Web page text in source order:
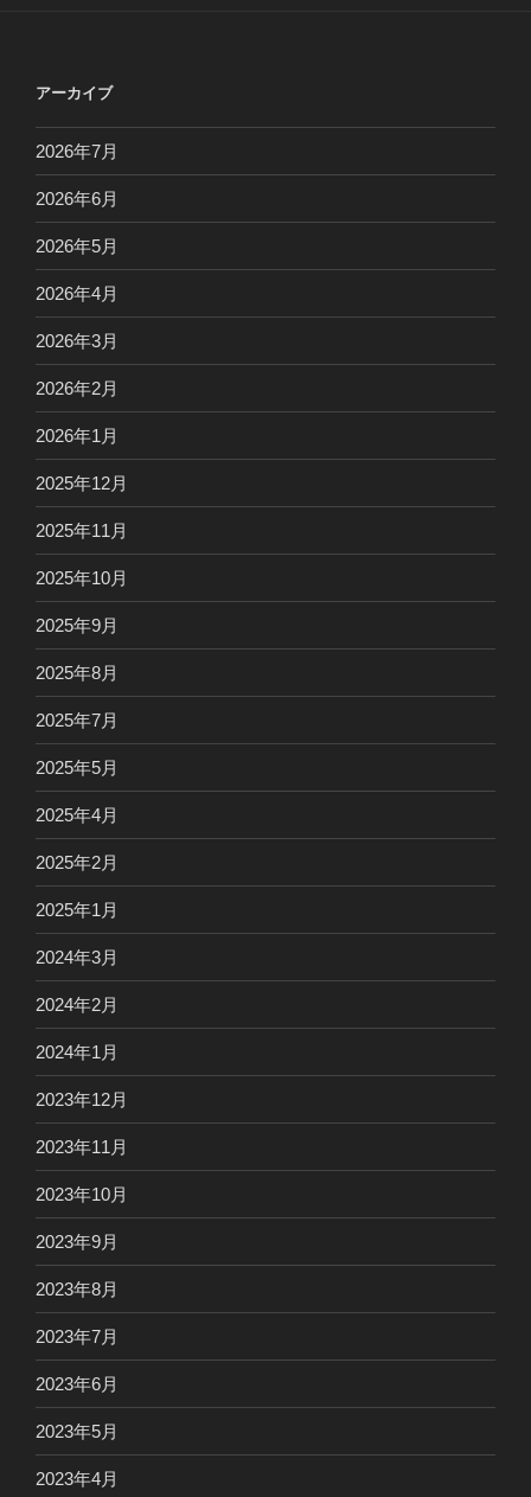
アーカイブ
2026年7月
2026年6月
2026年5月
2026年4月
2026年3月
2026年2月
2026年1月
2025年12月
2025年11月
2025年10月
2025年9月
2025年8月
2025年7月
2025年5月
2025年4月
2025年2月
2025年1月
2024年3月
2024年2月
2024年1月
2023年12月
2023年11月
2023年10月
2023年9月
2023年8月
2023年7月
2023年6月
2023年5月
2023年4月